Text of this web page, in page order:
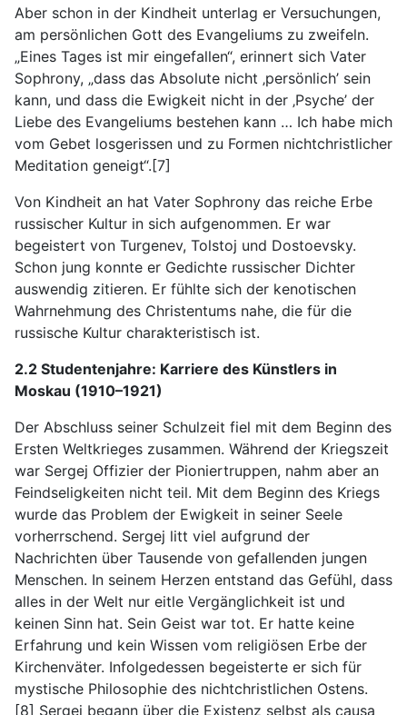
Aber schon in der Kindheit unterlag er Versuchungen,
am persönlichen Gott des Evangeliums zu zweifeln.
„Eines Tages ist mir eingefallen“, erinnert sich Vater
Sophrony, „dass das Absolute nicht ‚persönlich’ sein
kann, und dass die Ewigkeit nicht in der ‚Psyche’ der
Liebe des Evangeliums bestehen kann … Ich habe mich
vom Gebet losgerissen und zu Formen nichtchristlicher
Meditation geneigt“.[7]
Von Kindheit an hat Vater Sophrony das reiche Erbe
russischer Kultur in sich aufgenommen. Er war
begeistert von Turgenev, Tolstoj und Dostoevsky.
Schon jung konnte er Gedichte russischer Dichter
auswendig zitieren. Er fühlte sich der kenotischen
Wahrnehmung des Christentums nahe, die für die
russische Kultur charakteristisch ist.
2.2 Studentenjahre: Karriere des Künstlers in
Moskau (1910–1921)
Der Abschluss seiner Schulzeit fiel mit dem Beginn des
Ersten Weltkrieges zusammen. Während der Kriegszeit
war Sergej Offizier der Pioniertruppen, nahm aber an
Feindseligkeiten nicht teil. Mit dem Beginn des Kriegs
wurde das Problem der Ewigkeit in seiner Seele
vorherrschend. Sergej litt viel aufgrund der
Nachrichten über Tausende von gefallenden jungen
Menschen. In seinem Herzen entstand das Gefühl, dass
alles in der Welt nur eitle Vergänglichkeit ist und
keinen Sinn hat. Sein Geist war tot. Er hatte keine
Erfahrung und kein Wissen vom religiösen Erbe der
Kirchenväter. Infolgedessen begeisterte er sich für
mystische Philosophie des nichtchristlichen Ostens.
[8] Sergej begann über die Existenz selbst als causa